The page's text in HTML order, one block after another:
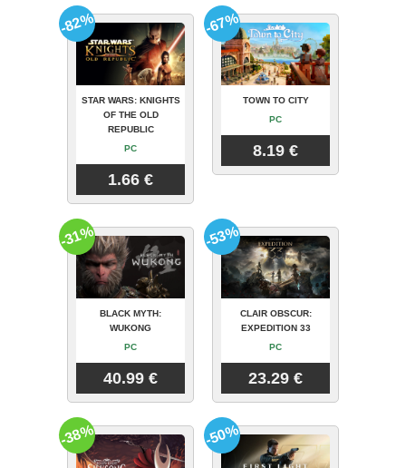
STAR WARS: KNIGHTS
OF THE OLD
REPUBLIC
PC
1.66 €
-82%
TOWN TO CITY
PC
8.19 €
-67%
BLACK MYTH:
WUKONG
PC
40.99 €
-31%
CLAIR OBSCUR:
EXPEDITION 33
PC
23.29 €
-53%
-38% -50%